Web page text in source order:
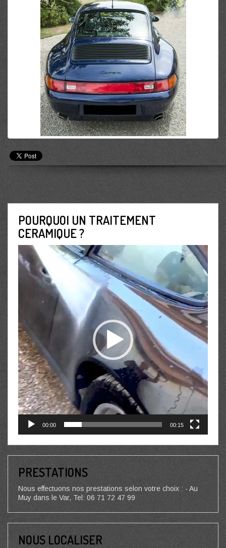
POURQUOI UN TRAITEMENT
CERAMIQUE ?
Lecteur
vidéo
00:00 00:15
PRESTATIONS
Nous effectuons nos prestations selon votre choix : - Au
Muy dans le Var, Tel: 06 71 72 47 99
NOUS LOCALISER